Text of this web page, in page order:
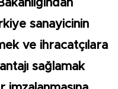
sanayicinin
ve ihracatçılara
sağlamak